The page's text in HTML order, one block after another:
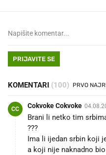
PRIJAVITE SE
KOMENTARI (100)
CC Cokvoke Cokvoke
Brani li netko tim
???
Ima li ijedan srbin koji
a koji nije naknadno